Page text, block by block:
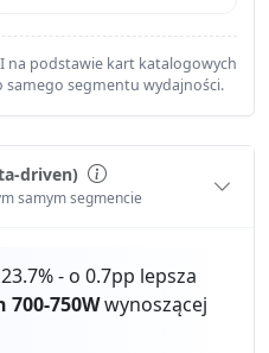
na podstawie kart katalogowych
segmentu wydajności.
driven)
samym segmencie
- o 0.7pp lepsza
700-750Wwynoszącej